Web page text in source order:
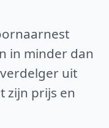
in minder dan
uit
zijn prijs en